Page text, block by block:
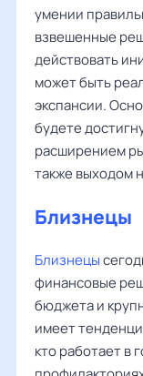
умении
взвешенные
действовать
может быть
экспансии.
будете
расширением
также выходом
Близнецы
Близнецы
финансовые
бюджета и
имеет
кто работает в